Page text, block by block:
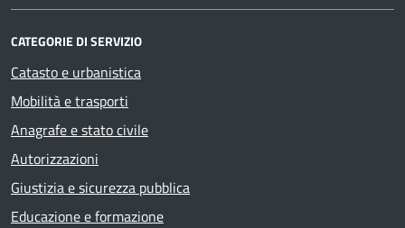
CATEGORIE DI SERVIZIO
Catasto e urbanistica
Mobilità e trasporti
Anagrafe e stato civile
Autorizzazioni
Giustizia e sicurezza pubblica
Educazione e formazione